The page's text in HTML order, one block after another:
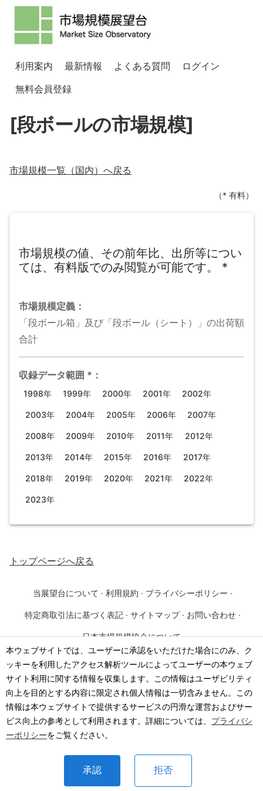
本ウェブサイトでは、ユーザーに承認をいただけた場合にのみ、ク
ッキーを利用したアクセス解析ツールによってユーザーの本ウェブ
サイト利用に関する情報を収集します。この情報はユーザビリティ
向上を目的とする内容に限定され個人情報は一切含みません。この
情報は本ウェブサイトで提供するサービスの円滑な運営およびサー
ビス向上の参考として利用されます。詳細については、 プライバシ
ーポリシーをご覧ください。
承認 拒否
利用案内 最新情報 よくある質問
ログイン
無料会員登録
[段ボールの市場規模]
市場規模一覧（国内）へ戻る
（* 有料）
市場規模の値、その前年比、出所等につい
ては、有料版でのみ閲覧が可能です。
*
市場規模定義：
「段ボール箱」及び「段ボール（シート）」の出荷額
合計
収録データ範囲 * ：
1998年 1999年 2000年 2001年 2002年
2003年 2004年 2005年 2006年 2007年
2008年 2009年 2010年 2011年 2012年
2013年 2014年 2015年 2016年 2017年
2018年 2019年 2020年 2021年 2022年
2023年
トップページへ戻る
当展望台について · 利用規約 · プライバシーポリシー ·
特定商取引法に基づく表記 · サイトマップ · お問い合わせ ·
日本市場規模協会について
©2026· 一般社団法人 日本市場規模協会